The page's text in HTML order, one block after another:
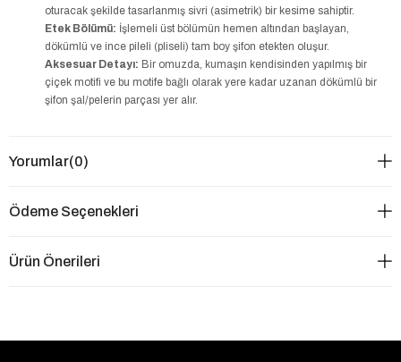
oturacak şekilde tasarlanmış sivri (asimetrik) bir kesime sahiptir.
Etek Bölümü: İşlemeli üst bölümün hemen altından başlayan,
dökümlü ve ince pileli (pliseli) tam boy şifon etekten oluşur.
Aksesuar Detayı: Bir omuzda, kumaşın kendisinden yapılmış bir
çiçek motifi ve bu motife bağlı olarak yere kadar uzanan dökümlü bir
şifon şal/pelerin parçası yer alır.
Yorumlar(0)
Ödeme Seçenekleri
Ürün Önerileri